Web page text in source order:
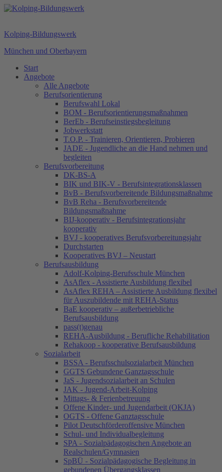
Kolping-Bildungswerk
München und Oberbayern
Start
Angebote
Alle Angebote
Berufsorientierung
Berufswahl Lokal
BOM - Berufsorientierungsmaßnahmen
BerEb - Berufseinstiegsbegleitung
Jobwerkstatt
T.O.P. - Trainieren, Orientieren, Probieren
JADE - Jugendliche an die Hand nehmen und
begleiten
Berufsvorbereitung
DK-BS-A
BIK und BIK-V - Berufsintegrationsklassen
BvB - Berufsvorbereitende Bildungsmaßnahme
BvB Reha - Berufsvorbereitende
Bildungsmaßnahme
BIJ-kooperativ - Berufsintegrationsjahr
kooperativ
BVJ - kooperatives Berufsvorbereitungsjahr
Durchstarten
Kooperatives BVJ – Neustart
Berufsausbildung
Adolf-Kolping-Berufsschule München
AsAflex - Assistierte Ausbildung flexibel
AsAflex REHA – Assistierte Ausbildung flexibel
für Auszubildende mit REHA-Status
BaE kooperativ – außerbetriebliche
Berufsausbildung
pass(t)genau
REHA-Ausbildung - Berufliche Rehabilitation
Rehakoop - kooperative Berufsausbildung
Sozialarbeit
BSSA - Berufsschulsozialarbeit München
GGTS Gebundene Ganztagsschule
JaS - Jugendsozialarbeit an Schulen
JAK - Jugend-Arbeit-Kolping
Mittags- & Ferienbetreuung
Offene Kinder- und Jugendarbeit (OKJA)
OGTS - Offene Ganztagsschule
Pilot Deutschförderoffensive München
Schul- und Individualbegleitung
SPA - Sozialpädagogischen Angebote an
Realschulen/Gymnasien
SpBÜ - Sozialpädagogische Begleitung in
gebundenen Übergangsklassen